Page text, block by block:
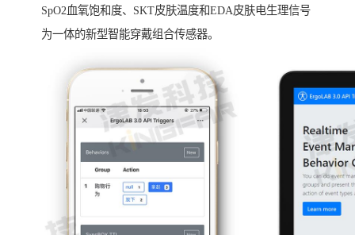
SpO2血氧饱和度、SKT皮肤温度和EDA皮肤电生理信号
为一体的新型智能穿戴组合传感器。